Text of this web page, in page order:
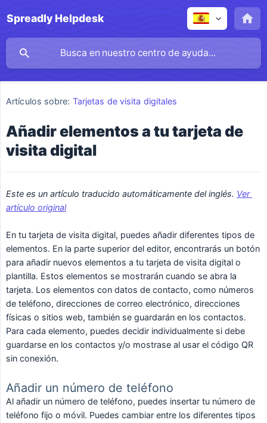
Spreadly Helpdesk
Artículos sobre: Tarjetas de visita digitales
Añadir elementos a tu tarjeta de
visita digital
Este es un artículo traducido automáticamente del inglés. Ver
artículo original
En tu tarjeta de visita digital, puedes añadir diferentes tipos de
elementos. En la parte superior del editor, encontrarás un botón
para añadir nuevos elementos a tu tarjeta de visita digital o
plantilla. Estos elementos se mostrarán cuando se abra la
tarjeta. Los elementos con datos de contacto, como números
de teléfono, direcciones de correo electrónico, direcciones
físicas o sitios web, también se guardarán en los contactos.
Para cada elemento, puedes decidir individualmente si debe
guardarse en los contactos y/o mostrase al usar el código QR
sin conexión.
Añadir un número de teléfono
Al añadir un número de teléfono, puedes insertar tu número de
teléfono fijo o móvil. Puedes cambiar entre los diferentes tipos